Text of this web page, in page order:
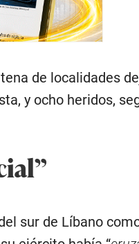
de localidades
y ocho heridos,
sur de Líbano